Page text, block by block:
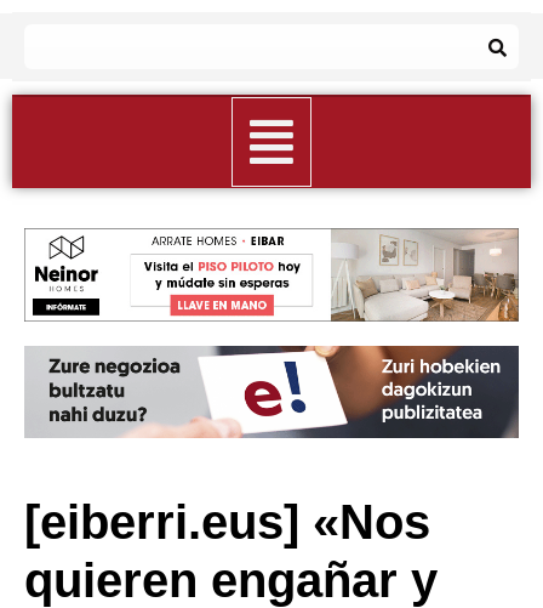
[eiberri.eus] «Nos
quieren engañar y